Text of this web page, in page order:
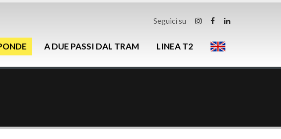
Seguici su
A DUE PASSI DAL TRAM LINEA T2